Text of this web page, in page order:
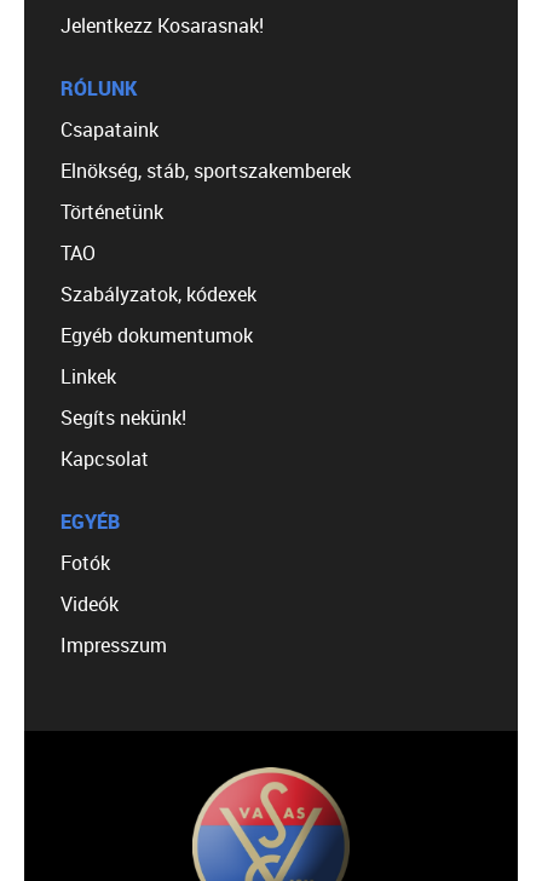
Jelentkezz Kosarasnak!
RÓLUNK
Csapataink
Elnökség, stáb, sportszakemberek
Történetünk
TAO
Szabályzatok, kódexek
Egyéb dokumentumok
Linkek
Segíts nekünk!
Kapcsolat
EGYÉB
Fotók
Videók
Impresszum